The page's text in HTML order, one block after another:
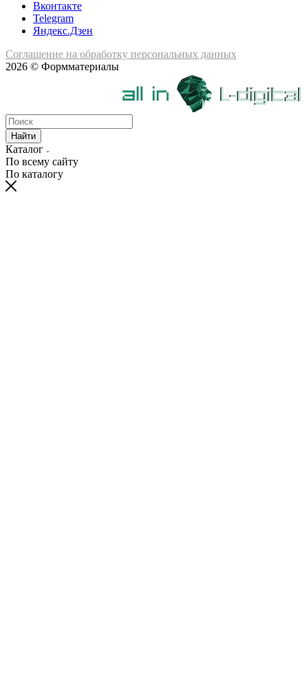
Вконтакте
Telegram
Яндекс.Дзен
Соглашение на обработку персональных данных
2026 © Формматериалы
Найти
Каталог
По всему сайту
По каталогу